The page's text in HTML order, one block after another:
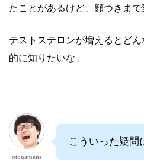
たことがあるけど、顔つきま
テストステロンが増えるとど
的に知りたいな」
otonamens
こういった疑問